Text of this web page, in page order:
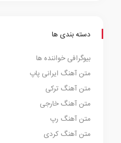
دسته بندی ها
بیوگرافی خواننده ها
متن آهنگ ایرانی پاپ
متن آهنگ ترکی
متن آهنگ خارجی
متن آهنگ رپ
متن آهنگ کردی